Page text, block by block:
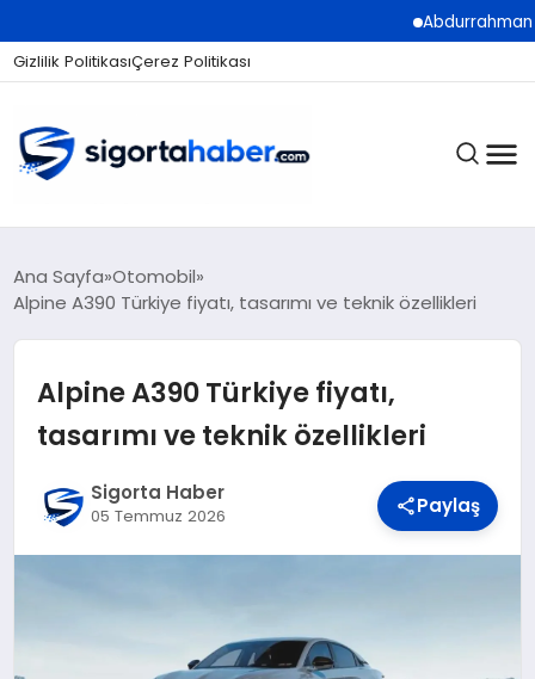
Abdurrahman Köse:
Gizlilik PolitikasıÇerez Politikası
SIGORTA
EKONOMI
Ana Sayfa Otomobil
Alpine A390 Türkiye fiyatı, tasarımı ve teknik özellikleri
Alpine A390 Türkiye fiyatı,
tasarımı ve teknik özellikleri
Sigorta Haber
05 Temmuz 2026 Paylaş